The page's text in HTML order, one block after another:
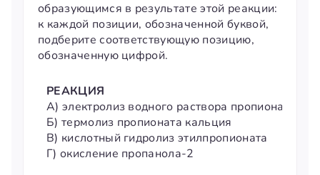
образующимся в результате этой реакции:
к каждой позиции, обозначенной буквой,
подберите соответствующую позицию,
обозначенную цифрой.
РЕАКЦИЯ
А) электролиз водного раствора пропионата
Б) термолиз пропионата кальция
В) кислотный гидролиз этилпропионата
Г) окисление пропанола-2